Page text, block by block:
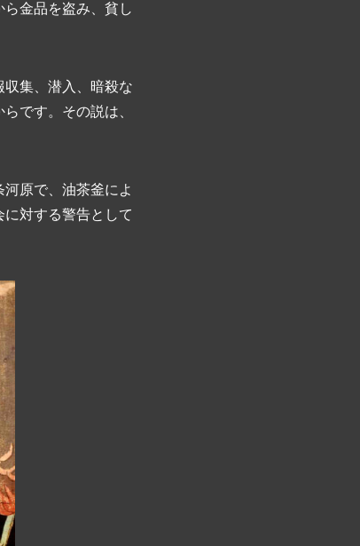
金品を盗み、貧し
集、潜入、暗殺な
です。その説は、
原で、油茶釜によ
対する警告として